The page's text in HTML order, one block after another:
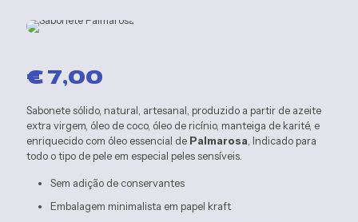
€7,00
Sabonete sólido, natural, artesanal, produzido a partir de azeite
extra virgem, óleo de coco, óleo de ricínio, manteiga de karité, e
enriquecido com óleo essencial de Palmarosa , Indicado para
todo o tipo de pele em especial peles sensíveis.
Sem adição de conservantes
Embalagem minimalista em papel kraft